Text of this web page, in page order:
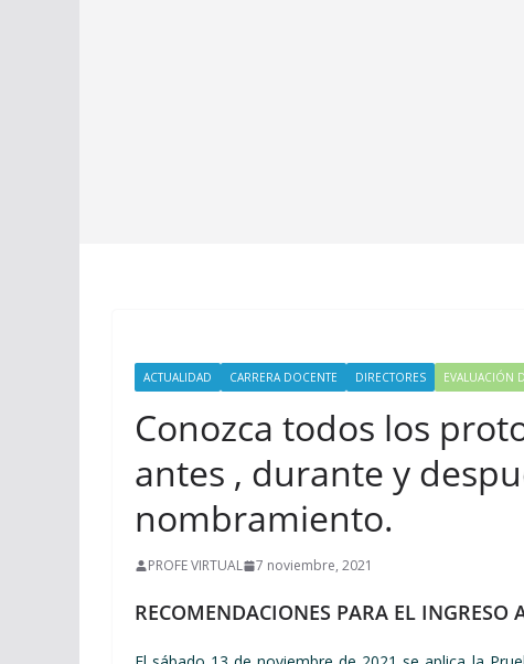
ACTUALIDAD CARRERA DOCENTE DIRECTORES EVALUACIÓN
Conozca todos los
antes , durante y
nombramiento.
PROFE VIRTUAL 7 noviembre, 2021
RECOMENDACIONES PARA EL INGRESO